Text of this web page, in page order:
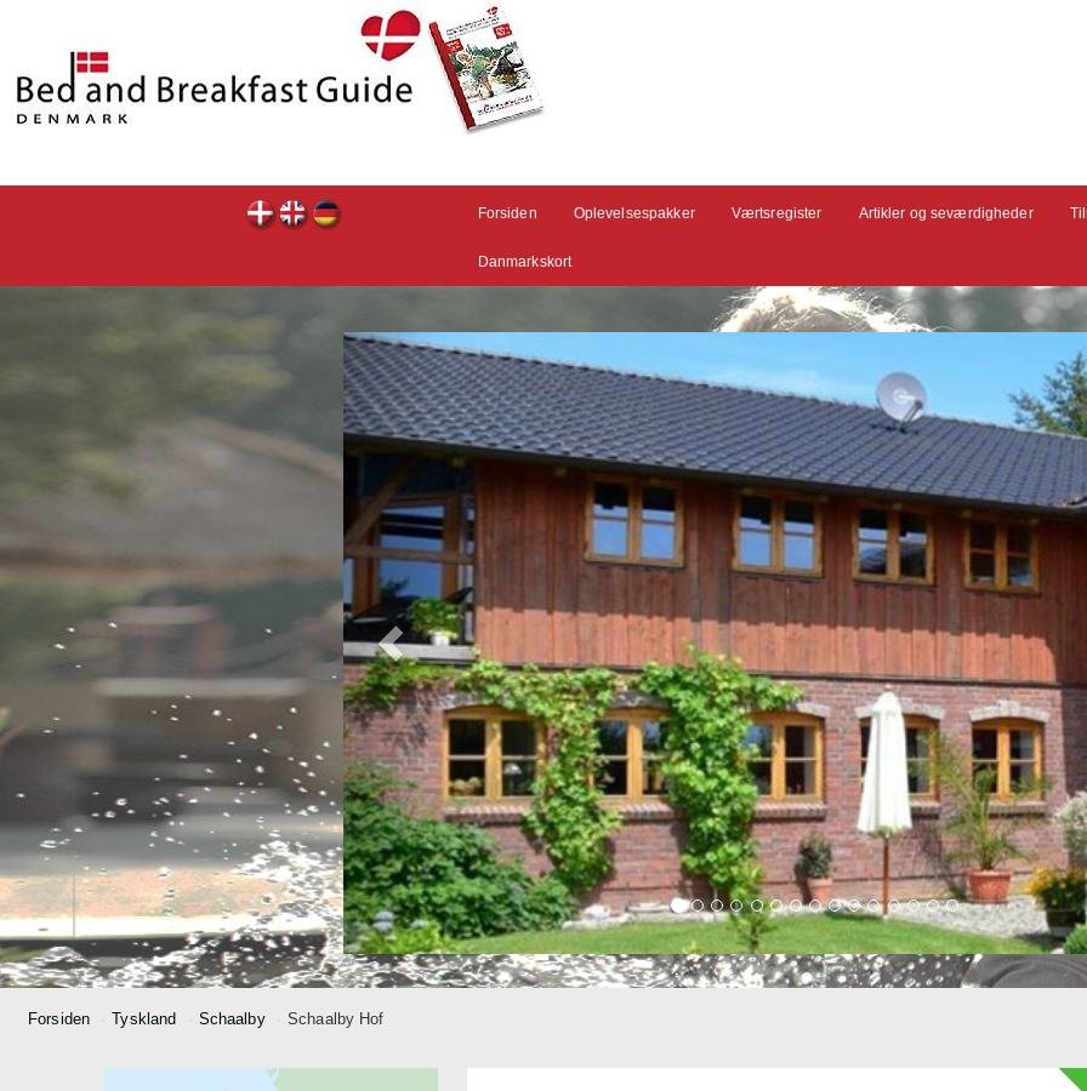
Forsiden Oplevelsespakker Værtsregister Artikler og seværdigheder
Danmarkskort
Forsiden Tyskland Schaalby Schaalby Hof